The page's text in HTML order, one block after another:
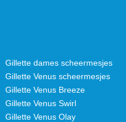
Gillette dames scheermesjes
Gillette Venus scheermesjes
Gillette Venus Breeze
Gillette Venus Swirl
Gillette Venus Olay